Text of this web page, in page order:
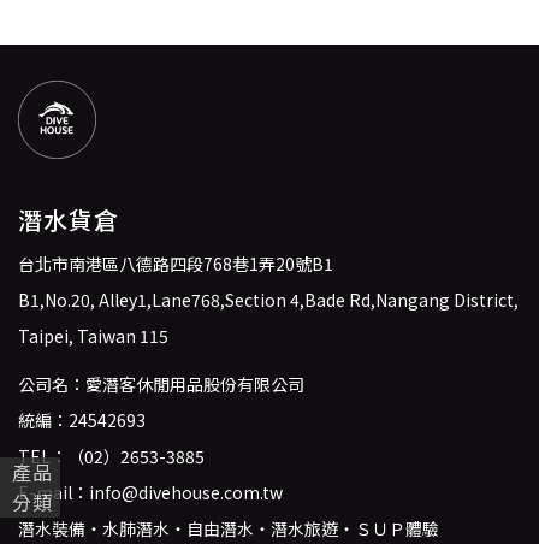
產品
分類
潛水貨倉
台北市南港區八德路四段768巷1弄20號B1
B1,No.20, Alley1,Lane768,Section 4,Bade Rd,Nangang District,
Taipei, Taiwan 115
公司名：愛潛客休閒用品股份有限公司
統編：24542693
TEL：
（02）2653-3885
E-mail： info@divehouse.com.tw
潛水裝備・水肺潛水・自由潛水・潛水旅遊・ＳＵＰ體驗